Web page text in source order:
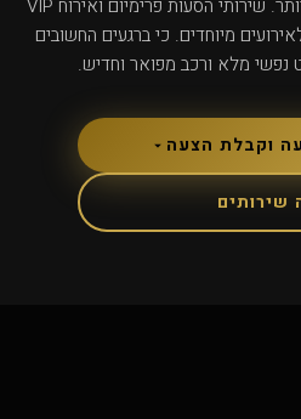
חוויית נסיעה בסטנדרט הגבוה ביותר. שירותי הסעות פרימיום ואירוח VIP
מיוחדים. כי ברגעים החשובים
מלא ורכב מפואר וחדיש.
וקבלת הצעה
שירותים